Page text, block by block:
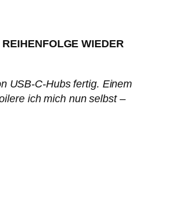
WIEDER
USB-C-Hubs fertig. Einem
ich mich nun selbst –